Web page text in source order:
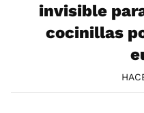
invisible
cocinillas